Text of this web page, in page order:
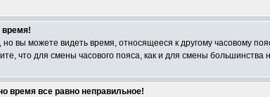
время!
вы можете видеть время, относящееся к другому часовому
что для смены часового пояса, как и для смены
время все равно неправильное!